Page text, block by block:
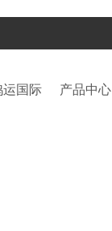
运国际 产品中心